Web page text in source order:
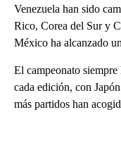
Venezuela han sido
Rico, Corea del Sur y
México ha alcanzado
El campeonato siempre
cada edición, con
más partidos han